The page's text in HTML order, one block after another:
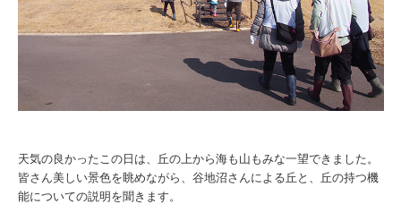
天気の良かったこの日は、丘の上から海も山もみな一望できました。
皆さん美しい景色を眺めながら、谷地沼さんによる丘と、丘の持つ機
能についての説明を聞きます。